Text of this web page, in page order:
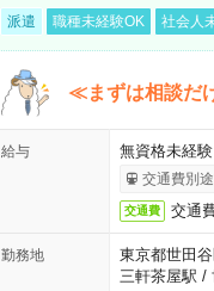
派遣 職種未経験OK 社会人
≪まずは相談だ
給与 無資格未経
交通費別
交通費 交通
勤務地
東京都世田
三軒茶屋駅 /